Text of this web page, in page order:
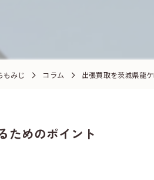
もみじ コラム 出張買取を茨城県龍
ためのポイント